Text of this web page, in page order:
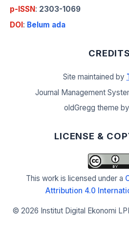
p-ISSN : 2303-1069
DOI: Belum ada
CREDITS
Site maintained by
Journal Management
oldGregg theme by
LICENSE &
This work is licensed under a
Attribution 4.0
© 2026 Institut Digital Ekonomi